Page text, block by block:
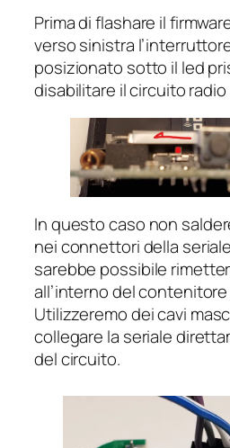
Prima di flashare il
verso sinistra
posizionato sotto il led
disabilitare il circuito radio
In questo caso non
nei connettori della
sarebbe possibile
all’interno del
Utilizzeremo dei cavi
collegare la seriale
del circuito.